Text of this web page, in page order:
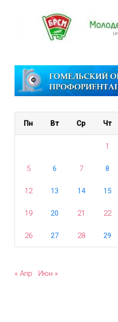
Пн Вт Ср Чт
1
5 6 7 8
12 13 14 15
19 20 21 22
26 27 28 29
« Апр Июн »